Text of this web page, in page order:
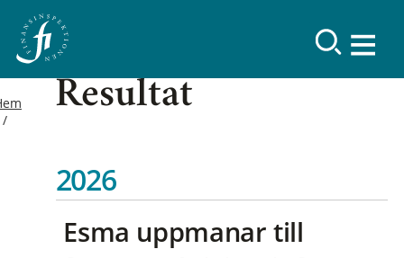
Resultat
2026
Esma uppmanar till